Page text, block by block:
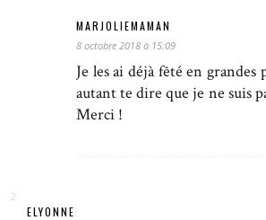
MARJOLIEMAMAN
8 octobre 2018 à 15:09
Je les ai déjà fêté en
autant te dire que je ne suis
Merci !
ELYONNE